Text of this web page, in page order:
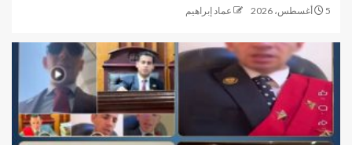
5 أغسطس، 2026 عماد إبراهيم